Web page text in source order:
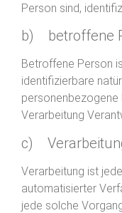
Person sind,
b) betroffene
Betroffene Person
identifizierbare
personenbezogene
Verarbeitung
c)
Verarbeitung ist
automatisierter
jede solche